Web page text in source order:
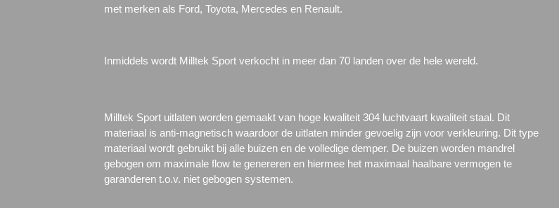
met merken als Ford, Toyota, Mercedes en Renault.
Inmiddels wordt Milltek Sport verkocht in meer dan 70 landen over de hele wereld.
Milltek Sport uitlaten worden gemaakt van hoge kwaliteit 304 luchtvaart kwaliteit staal. Dit
materiaal is anti-magnetisch waardoor de uitlaten minder gevoelig zijn voor verkleuring. Dit type
materiaal wordt gebruikt bij alle buizen en de volledige demper. De buizen worden mandrel
gebogen om maximale flow te genereren en hiermee het maximaal haalbare vermogen te
garanderen t.o.v. niet gebogen systemen.